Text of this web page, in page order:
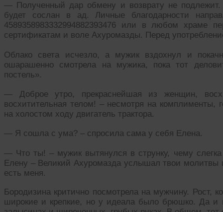
— Полученный дар обмену и возврату не подлежит.
будет сослан в ад. Личные благодарности
4589358983332994882393476 или в любом храме
сертификатам и воле Ахуромазды. Перед
Облако света исчезло, а мужик вздохнул и
ошарашенно смотрела на мужика, пока тот
постель».
— Доброе утро, прекраснейшая из женщин,
восхитительная телом! – несмотря на
на холостом ходу двигатель трактора.
— Я сошла с ума? – спросила сама у себя Елена.
— Что ты! – мужик вытянулся в струнку, чему
Елену – Великий Ахуромазда услышал твои молитвы
есть меня.
Бородизина критично посмотрела на мужчину. Рост,
широкие и крепкие, но у идеала было брюшко. Да и